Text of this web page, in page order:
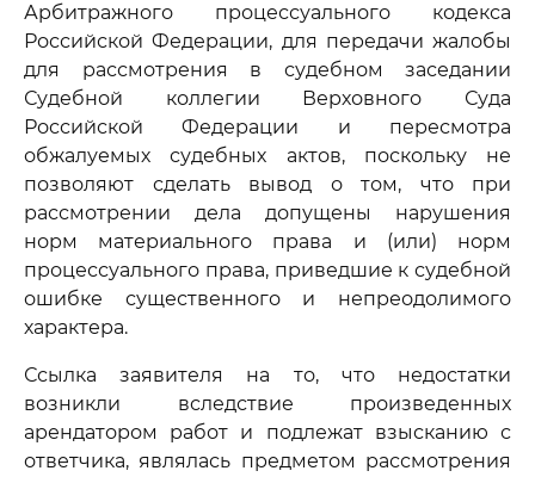
Арбитражного процессуального кодекса
Российской Федерации, для передачи жалобы
для рассмотрения в судебном заседании
Судебной коллегии Верховного Суда
Российской Федерации и пересмотра
обжалуемых судебных актов, поскольку не
позволяют сделать вывод о том, что при
рассмотрении дела допущены нарушения
норм материального права и (или) норм
процессуального права, приведшие к судебной
ошибке существенного и непреодолимого
характера.
Ссылка заявителя на то, что недостатки
возникли вследствие произведенных
арендатором работ и подлежат взысканию с
ответчика, являлась предметом рассмотрения